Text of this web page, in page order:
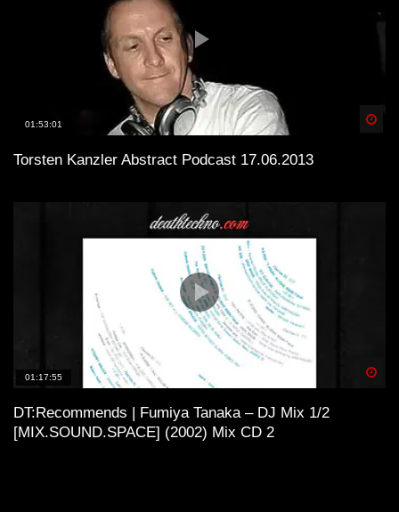
01:53:01
Torsten Kanzler Abstract Podcast 17.06.2013
01:17:55
DT:Recommends | Fumiya Tanaka – DJ Mix 1/2
[MIX.SOUND.SPACE] (2002) Mix CD 2